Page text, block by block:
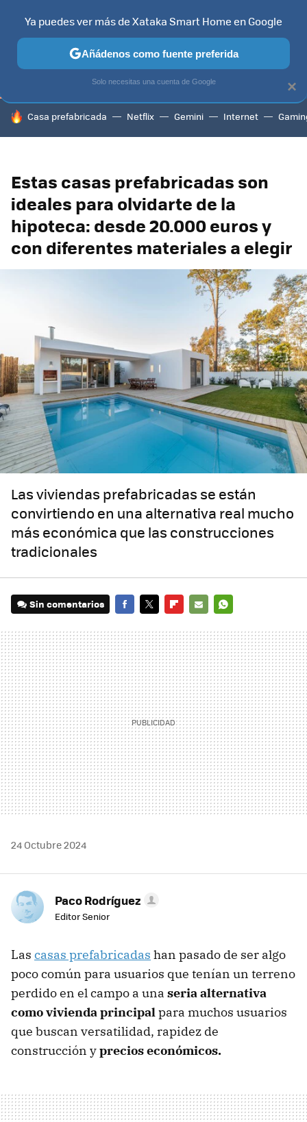
TELEVISORES CONTENIDOS SMART TV SELECCIÓN
HOY SE HABLA DE
Casa prefabricada Netflix Gemini Internet
Estas casas prefabricadas son
ideales para olvidarte de la
hipoteca: desde 20.000 euros y
con diferentes materiales a elegir
Las viviendas prefabricadas se están
convirtiendo en una alternativa real mucho
más económica que las construcciones
tradicionales
Sin comentarios
MAIL
24 Octubre 2024
Paco Rodríguez
Editor Senior
Las casas prefabricadas han pasado de ser algo
poco común para usuarios que tenían un terreno
perdido en el campo a una seria alternativa
como vivienda principalpara muchos usuarios
que buscan versatilidad, rapidez de
construcción yprecios económicos.
×
Ya puedes ver más de Xataka Smart Home en Google
Añádenos como fuente preferida
Solo necesitas una cuenta de Google